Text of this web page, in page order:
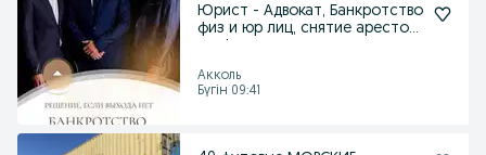
Юрист - Адвокат, Банкротство
физ и юр лиц, снятие арестов,
Акколь
Бүгін 09:41